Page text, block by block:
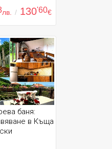
лв. / 130'60€
баня:
в Къща